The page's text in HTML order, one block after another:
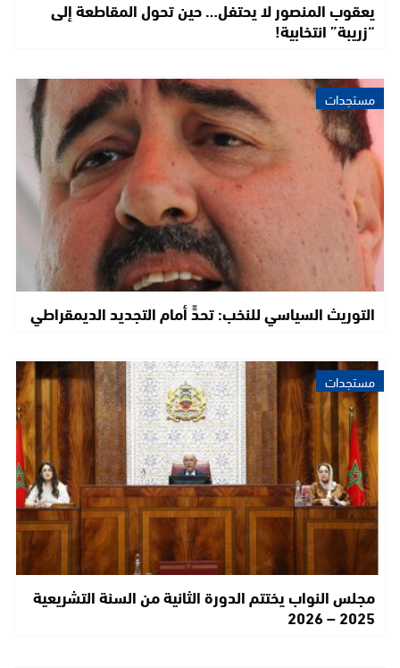
يعقوب المنصور لا يحتفل… حين تحول المقاطعة إلى
“زريبة” انتخابية!
مستجدات
التوريث السياسي للنخب: تحدٍّ أمام التجديد الديمقراطي
مستجدات
مجلس النواب يختتم الدورة الثانية من السنة التشريعية
2025 – 2026